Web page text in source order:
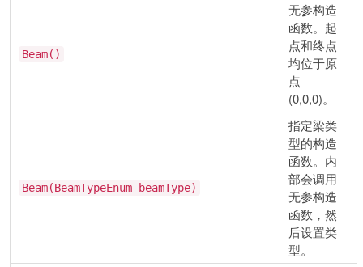
Beam()
无参构造
函数。起
点和终点
均位于原
点
(0,0,0)。
Beam(BeamTypeEnum beamType)
指定梁类
型的构造
函数。内
部会调用
无参构造
函数，然
后设置类
型。